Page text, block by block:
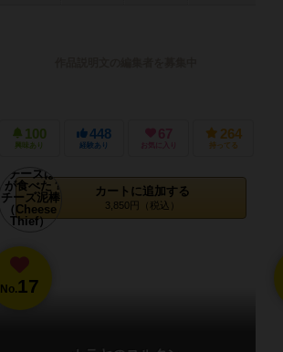
100
興味あり
448
経験あり
67
お気に入り
264
持ってる
カートに追加する
3,850円（税込）
No.17